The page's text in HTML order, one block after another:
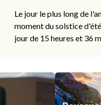
Le jour le plus long de
moment du solstice
jour de 15 heures et 36